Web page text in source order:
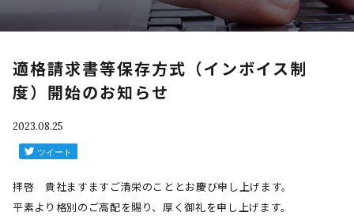
適格請求書等保存方式（インボイス制
度）開始のお知らせ
2023.08.25
拝啓 貴社ますますご清栄のこととお慶び申し上げます。
平素より格別のご高配を賜り、厚く御礼を申し上げます。